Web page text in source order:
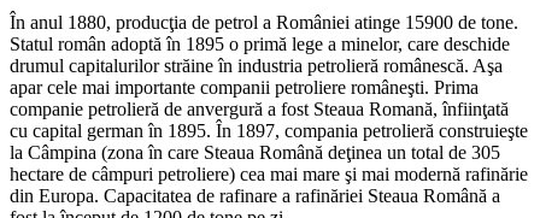
În anul 1880, producţia de petrol a României atinge 15900 de tone.
Statul român adoptă în 1895 o primă lege a minelor, care deschide
drumul capitalurilor străine în industria petrolieră românescă. Aşa
apar cele mai importante companii petroliere româneşti. Prima
companie petrolieră de anvergură a fost Steaua Romană, înfiinţată
cu capital german în 1895. În 1897, compania petrolieră construieşte
la Câmpina (zona în care Steaua Română deţinea un total de 305
hectare de câmpuri petroliere) cea mai mare şi mai modernă rafinărie
din Europa. Capacitatea de rafinare a rafinăriei Steaua Română a